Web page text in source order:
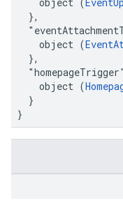
  },
    object (
  },
    object (
  }
}